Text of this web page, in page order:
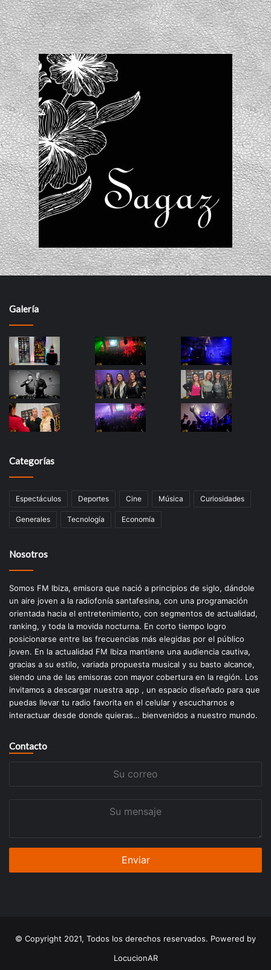
Galería
Categorías
Espectáculos Deportes Cine Música Curiosidades
Generales Tecnología Economía
Nosotros
Somos FM Ibiza, emisora que nació a principios de siglo, dándole
un aire joven a la radiofonía santafesina, con una programación
orientada hacia el entretenimiento, con segmentos de actualidad,
ranking, y toda la movida nocturna. En corto tiempo logro
posicionarse entre las frecuencias más elegidas por el público
joven. En la actualidad FM Ibiza mantiene una audiencia cautiva,
gracias a su estilo, variada propuesta musical y su basto alcance,
siendo una de las emisoras con mayor cobertura en la región. Los
invitamos a descargar nuestra app , un espacio diseñado para que
puedas llevar tu radio favorita en el celular y escucharnos e
interactuar desde donde quieras… bienvenidos a nuestro mundo.
Contacto
© Copyright 2021, Todos los derechos reservados. Powered by
LocucionAR